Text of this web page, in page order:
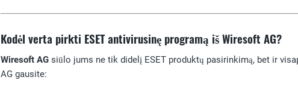
Kodėl verta pirkti ESET antivirusinę programą iš Wiresoft AG?
Wiresoft AG siūlo jums ne tik didelį ESET produktų pasirinkimą, bet ir
AG gausite: